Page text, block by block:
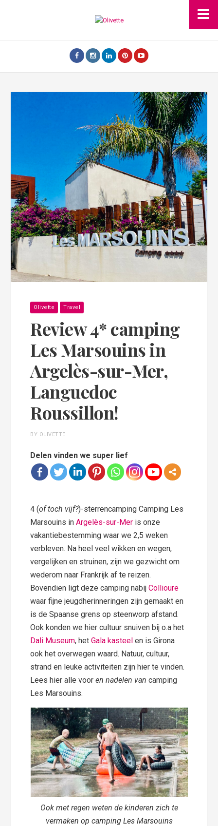
Olivette Travel
Review 4* camping
Les Marsouins in
Argelès-sur-Mer,
Languedoc
Roussillon!
BY OLIVETTE
Delen vinden we super lief
4 (of toch vijf?)-sterrencamping Camping Les
Marsouins inArgelès-sur-Mer is onze
vakantiebestemming waar we 2,5 weken
verbleven. Na heel veel wikken en wegen,
vergelijken en struinen, zijn we gezwicht om
wederom naar Frankrijk af te reizen.
Bovendien ligt deze camping nabijCollioure
waar fijne jeugdherinneringen zijn gemaakt en
is de Spaanse grens op steenworp afstand.
Ook konden we hier cultuur snuiven bij o.a het
Dali Museum, hetGala kasteel en is Girona
ook het overwegen waard. Natuur, cultuur,
strand en leuke activiteiten zijn hier te vinden.
Lees hier alle voor en nadelen vancamping
Les Marsouins.
Ook met regen weten de kinderen zich te
vermaken op camping Les Marsouins